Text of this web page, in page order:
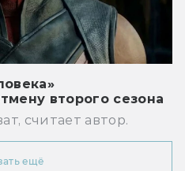
второго сезона
считает автор.
ещё